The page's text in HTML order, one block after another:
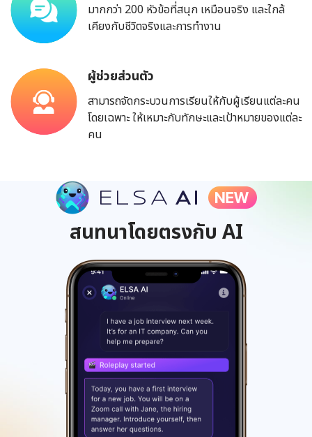
มากกว่า 200 หัวข้อที่สนุก เหมือนจริง และใกล้
เคียงกับชีวิตจริงและการทำงาน
ผู้ช่วยส่วนตัว
สามารถจัดกระบวนการเรียนให้กับผู้เรียนแต่ละคน
โดยเฉพาะ ให้เหมาะกับทักษะและเป้าหมายของแต่ละ
คน
สนทนาโดยตรงกับ AI